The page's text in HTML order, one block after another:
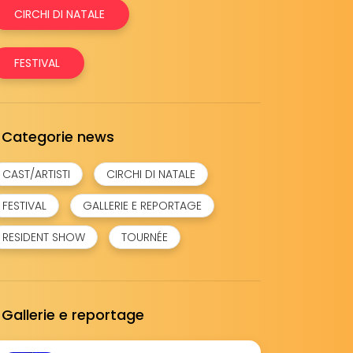
CIRCHI DI NATALE
FESTIVAL
Categorie news
CAST/ARTISTI
CIRCHI DI NATALE
FESTIVAL
GALLERIE E REPORTAGE
RESIDENT SHOW
TOURNÉE
Gallerie e reportage